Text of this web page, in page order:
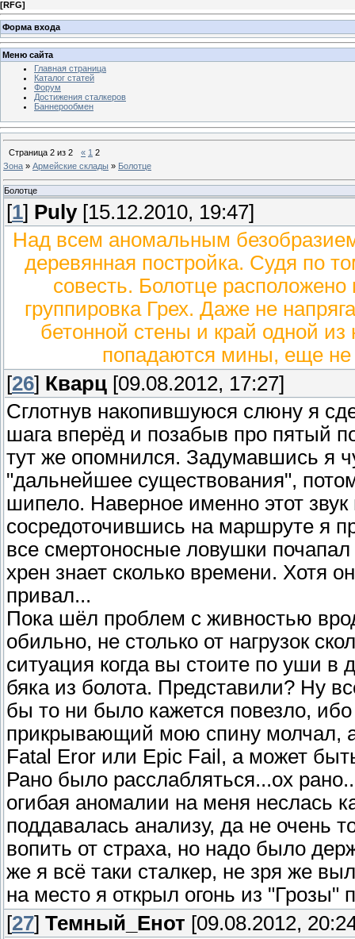
[RFG]
Форма входа
Меню сайта
Главная страница
Каталог статей
Форум
Достижения сталкеров
Баннерообмен
Страница 2 из 2 « 1 2
Зона » Армейские склады » Болотце
Болотце
[1] Puly[15.12.2010, 19:47]
Над всем аномальным
деревянная постройка. Судя по
совесть. Болотце расположено
группировка Грех. Даже не
бетонной стены и край одной
попадаются мины, еще
[26] Кварц [09.08.2012, 17:27]
Сглотнув накопившуюся слюну я
шага вперёд и позабыв про пятый
тут же опомнился. Задумавшись я
"дальнейшее существования",
шипело. Наверное именно этот
сосредоточившись на маршруте я
все смертоносные ловушки
хрен знает сколько времени. Хотя
привал...
Пока шёл проблем с живностью
обильно, не столько от нагрузок
ситуация когда вы стоите по уши в
бяка из болота. Представили? Ну
бы то ни было кажется повезло,
прикрывающий мою спину молчал,
Fatal Eror или Epic Fail, а может
Рано было расслабляться...ох
огибая аномалии на меня неслась
поддавалась анализу, да не очень
вопить от страха, но надо было
же я всё таки сталкер, не зря же
на место я открыл огонь из "Грозы"
[27] Темный_Енот [09.08.2012,